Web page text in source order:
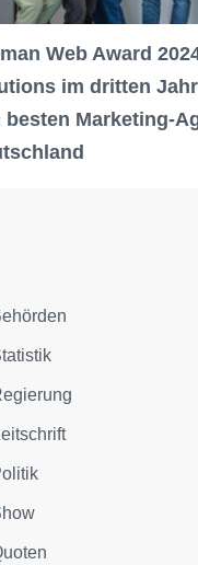
Web Award
im dritten
besten Marketing-